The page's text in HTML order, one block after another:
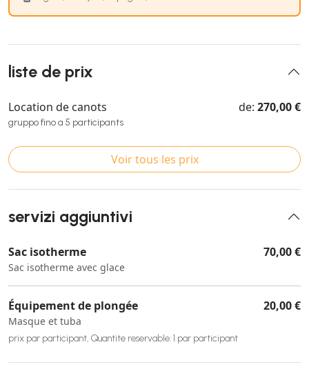
liste de prix
Location de canots
gruppo fino a 5 participants
de: 270,00 €
Voir tous les prix
servizi aggiuntivi
Sac isotherme
Sac isotherme avec glace
70,00 €
Équipement de plongée
Masque et tuba
20,00 €
prix par participant, Quantite reservable: 1 par participant